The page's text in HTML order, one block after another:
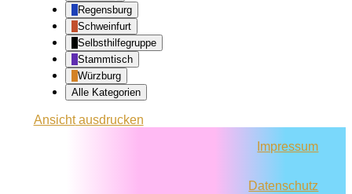
Regensburg
Schweinfurt
Selbsthilfegruppe
Stammtisch
Würzburg
Alle Kategorien
Ansichtausdrucken
Impressum
Datenschutz